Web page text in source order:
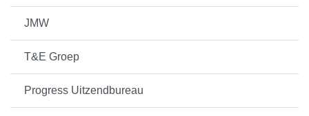
JMW
T&E Groep
Progress Uitzendbureau